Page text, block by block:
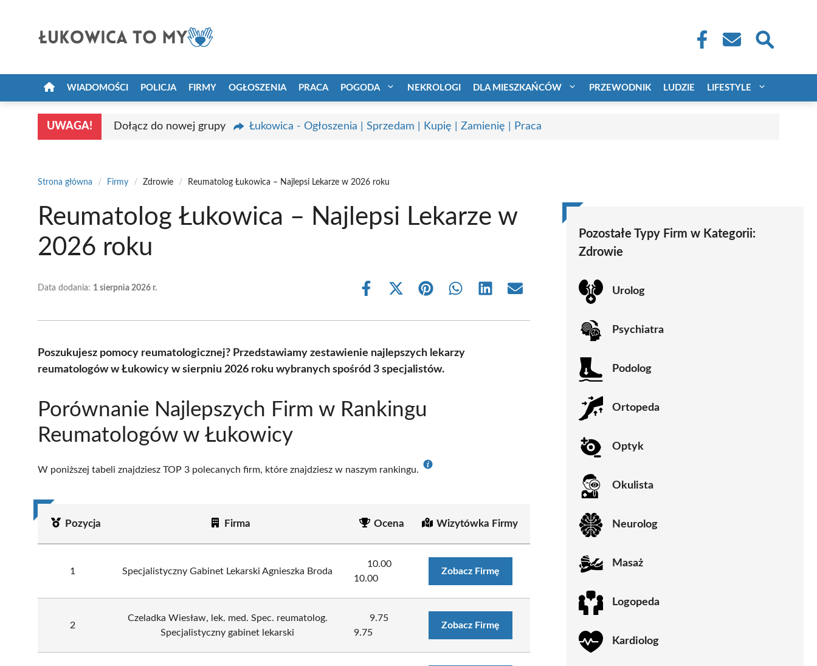
WIADOMOŚCI POLICJA FIRMY OGŁOSZENIA PRACA POGODA NEKROLOGI DLA MIESZKAŃCÓW PRZEWODNIK LUDZIE LIFESTYLE
UWAGA! Dołącz do nowej grupy Łukowica - Ogłoszenia | Sprzedam | Kupię | Zamienię | Praca
Strona główna / Firmy / Zdrowie / Reumatolog Łukowica – Najlepsi Lekarze w 2026 roku
Reumatolog Łukowica – Najlepsi Lekarze w
2026 roku
Data dodania: 1 sierpnia 2026 r.
Share
Share
(Twitter)
Share Share Share Share
Poszukujesz pomocy reumatologicznej? Przedstawiamy zestawienie najlepszych lekarzy
reumatologów w Łukowicy w sierpniu 2026 roku wybranych spośród 3 specjalistów.
Porównanie Najlepszych Firm w Rankingu
Reumatologów w Łukowicy
W poniższej tabeli znajdziesz TOP 3 polecanych firm, które znajdziesz w naszym rankingu.
Pozycja Firma Ocena Wizytówka Firmy
1 Specjalistyczny Gabinet Lekarski Agnieszka Broda
10.00
10.00
Zobacz Firmę
2
Czeladka Wiesław, lek. med. Spec. reumatolog.
Specjalistyczny gabinet lekarski
9.75
9.75
Zobacz Firmę
Pozostałe Typy Firm w Kategorii:
Zdrowie
Urolog
Psychiatra
Podolog
Ortopeda
Optyk
Okulista
Neurolog
Masaż
Logopeda
Kardiolog